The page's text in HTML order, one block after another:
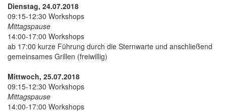
Dienstag, 24.07.2018
09:15-12:30 Workshops
Mittagspause
14:00-17:00 Workshops
ab 17:00 kurze Führung durch die Sternwarte und anschließend
gemeinsames Grillen (freiwillig)
Mittwoch, 25.07.2018
09:15-12:30 Workshops
Mittagspause
14:00-17:00 Workshops